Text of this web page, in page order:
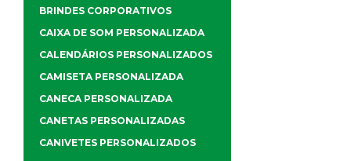
BRINDES CORPORATIVOS
CAIXA DE SOM PERSONALIZADA
CALENDÁRIOS PERSONALIZADOS
CAMISETA PERSONALIZADA
CANECA PERSONALIZADA
CANETAS PERSONALIZADAS
CANIVETES PERSONALIZADOS